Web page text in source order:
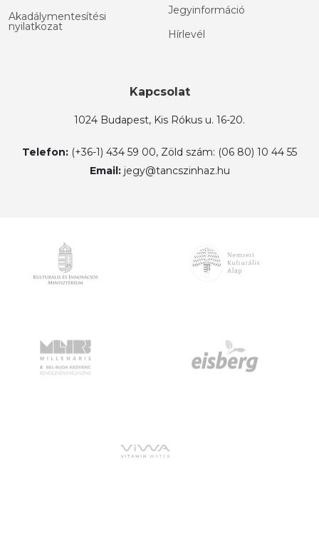
Akadálymentesítési
nyilatkozat
Jegyinformáció
Hírlevél
Kapcsolat
1024 Budapest, Kis Rókus u. 16-20.
Telefon: (+36-1) 434 59 00, Zöld szám: (06 80) 10 44 55
Email: jegy@tancszinhaz.hu